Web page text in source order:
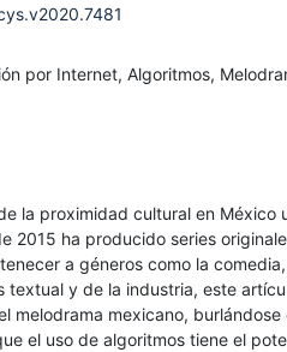
por Internet, Algoritmos,
la proximidad cultural en México
2015 ha producido series
a géneros como la
textual y de la industria, este
melodrama mexicano,
el uso de algoritmos tiene el